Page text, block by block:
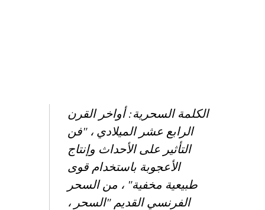
الكلمة السحرية: أواخر القرن
الرابع عشر الميلادي ، "فن
التأثير على الأحداث وإنتاج
الأعجوبة باستخدام قوى
طبيعية مخفية" ، من السحر
الفرنسي القديم "السحر ،